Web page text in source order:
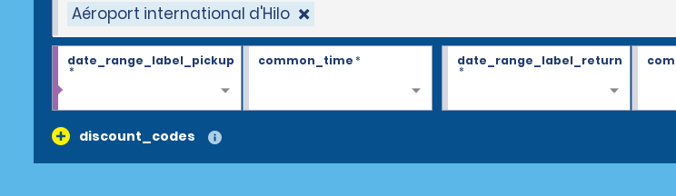
Aéroport international d'Hilo
date_range_label_pickup
*
common_time* date_range_label_return
*
discount_codes